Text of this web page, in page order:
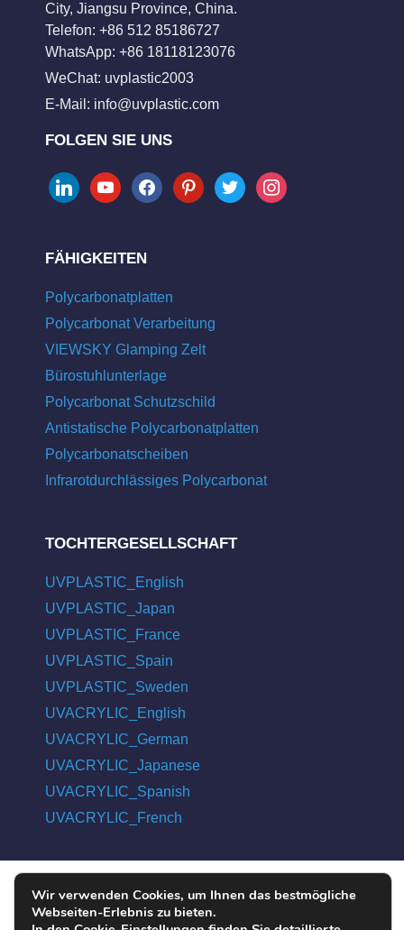
City, Jiangsu Province, China.
Telefon: +86 512 85186727
WhatsApp: +86 18118123076
WeChat: uvplastic2003
E-Mail: info@uvplastic.com
FOLGEN SIE UNS
linkedinyoutubefacebookpinteresttwitter instagram
FÄHIGKEITEN
Polycarbonatplatten
Polycarbonat Verarbeitung
VIEWSKY Glamping Zelt
Bürostuhlunterlage
Polycarbonat Schutzschild
Antistatische Polycarbonatplatten
Polycarbonatscheiben
Infrarotdurchlässiges Polycarbonat
TOCHTERGESELLSCHAFT
UVPLASTIC_English
UVPLASTIC_Japan
UVPLASTIC_France
UVPLASTIC_Spain
UVPLASTIC_Sweden
UVACRYLIC_English
UVACRYLIC_German
UVACRYLIC_Japanese
UVACRYLIC_Spanish
UVACRYLIC_French
COPYRIGHT © 2004 - 2026 UVPLASTIC MATERIAL TECHNOLOGY
CO., LTD. ALL RIGHTS RESERVED
Wir verwenden Cookies, um Ihnen das bestmögliche
Webseiten-Erlebnis zu bieten.